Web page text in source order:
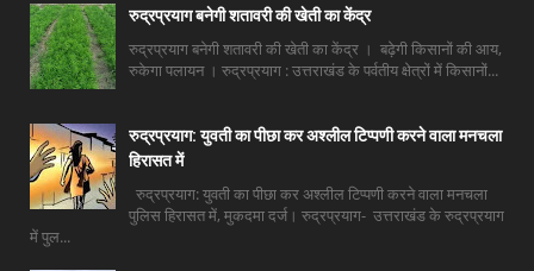
रुद्रप्रयाग बनेगी शतावरी की खेती का केंद्र
रुद्रप्रयाग बनेगी शतावरी की खेती का केंद्र । बढ़ेगी किसानों की आय,
रुकेगा पलायन । रुद्रप्रयाग : उत्तराखंड के पर्वतीय क्षेत्रों में किसानों...
रुद्रप्रयाग: युवती का पीछा कर अश्लील टिप्पणी करने वाला मनचला
हिरासत में
रुद्रप्रयाग: युवती का पीछा कर अश्लील टिप्पणी करने वाला मनचला
पुलिस हिरासत में, मुकदमा दर्ज। रुद्रप्रयाग- उत्तराखंड के रुद्रप्रयाग
में पुल...